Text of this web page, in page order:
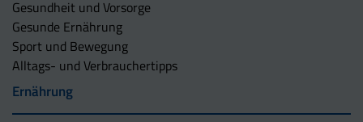
Gesundheit und Vorsorge
Gesunde Ernährung
Sport und Bewegung
Alltags- und Verbrauchertipps
Ernährung